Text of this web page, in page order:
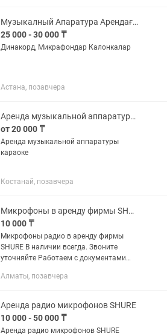
Музыкалный Апаратура Арендаға беремін
25 000 - 30 000 ₸
Динакорд, Микрафондар Калонкалар
Астана, позавчера
Аренда музыкальной аппаратуры караоке
от 20 000 ₸
Аренда музыкальной аппаратуры
караоке
Костанай, позавчера
Микрофоны в аренду фирмы SHURE
10 000 ₸
Микрофоны радио в аренду фирмы
SHURE В наличии всегда. Звоните
уточняйте Работаем с документами
на будни 12 тыс Выходные дни 20%
Алматы, позавчера
Аренда радио микрофонов SHURE
10 000 - 50 000 ₸
Аренда радио микрофонов SHURE